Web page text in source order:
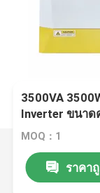
3500VA
Inverter ขนาด
120V-450V
MOQ：1
ราคา